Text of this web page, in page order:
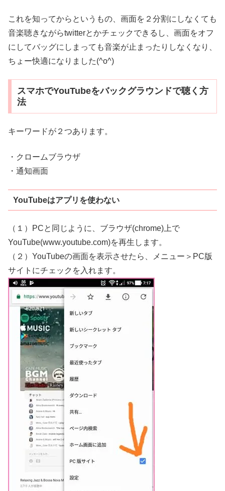
これを知ってからというもの、画面を２分割にしなくても
音楽聴きながらtwitterとかチェックできるし、画面をオフ
にしてバッグにしまっても音楽が止まったりしなくなり、
ちょー快適になりました(^o^)
スマホでYouTubeをバックグラウンドで聴く方
法
キーワードが２つあります。
・クロームブラウザ
・通知画面
YouTubeはアプリを使わない
（１）PCと同じように、ブラウザ(chrome)上で
YouTube(www.youtube.com)を再生します。
（２）YouTubeの画面を表示させたら、メニュー＞PC版
サイトにチェックを入れます。